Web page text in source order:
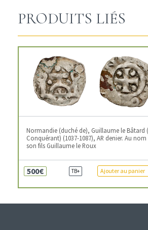
PRODUITS LIÉS
Normandie (duché de), Guillaume le Bâtard
Conquérant) (1037-1087), AR denier. Au nom
son fils Guillaume le Roux
500€ TB+ Ajouter au panier